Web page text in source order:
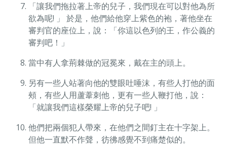
「讓我們拖拉著上帝的兒子，我們現在可以對他為所
欲為呢! 」 於是，他們給他穿上紫色的袍，著他坐在
審判官的座位上，說：「你這以色列的王，作公義的
審判吧！」
當中有人拿荊棘做的冠冕來，戴在主的頭上。
另有一些人站著向他的雙眼吐唾沫，有些人打他的面
頰，有些人用蘆葦刺他，更有一些人鞭打他，說：
「就讓我們這樣榮耀上帝的兒子吧! 」
他們把兩個犯人帶來，在他們之間釘主在十字架上。
但他一直默不作聲，彷彿感覺不到痛楚似的。